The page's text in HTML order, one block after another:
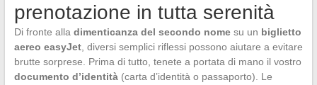
prenotazione in tutta serenità
Di fronte alla dimenticanza del secondo nomesu un biglietto
aereo easyJet, diversi semplici riflessi possono aiutare a evitare
brutte sorprese. Prima di tutto, tenete a portata di mano il vostro
documento d’identità(carta d’identità o passaporto). Le